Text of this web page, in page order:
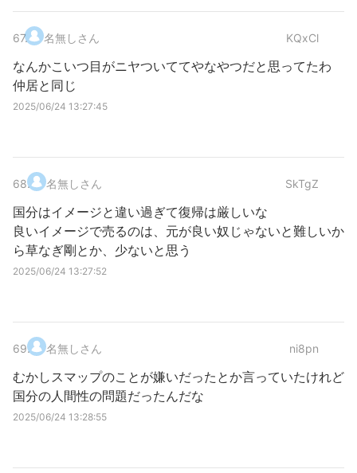
67. 名無しさん KQxCl
なんかこいつ目がニヤついててやなやつだと思ってたわ
仲居と同じ
2025/06/24 13:27:45
68. 名無しさん SkTgZ
国分はイメージと違い過ぎて復帰は厳しいな
良いイメージで売るのは、元が良い奴じゃないと難しいか
ら草なぎ剛とか、少ないと思う
2025/06/24 13:27:52
69. 名無しさん ni8pn
むかしスマップのことが嫌いだったとか言っていたけれど
国分の人間性の問題だったんだな
2025/06/24 13:28:55